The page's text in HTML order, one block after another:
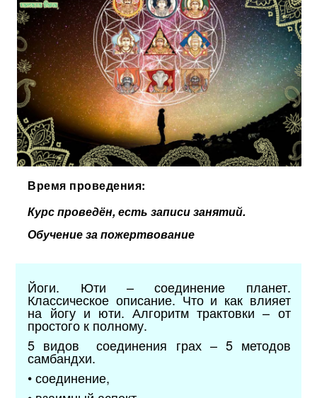
Время проведения:
Курс проведён, есть записи занятий.
Обучение за пожертвование
Йоги. Юти – соединение планет.
Классическое описание. Что и как влияет
на йогу и юти. Алгоритм трактовки – от
простого к полному.
5 видов соединения грах – 5 методов
самбандхи.
• соединение,